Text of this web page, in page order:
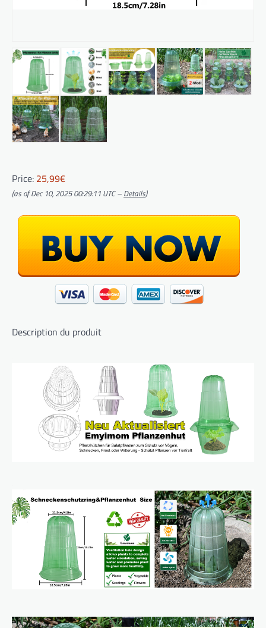
Price: 25,99€
(as of Dec 10, 2025 00:29:11 UTC – Details)
Description du produit